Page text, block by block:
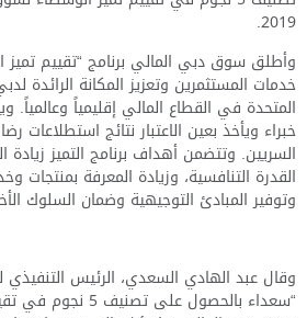
2019.
وأطلق سوق دبي المالي برنامج “تقييم
خدمات المستثمرين وتعزيز المكانة الرائدة
المتحدة في القطاع المالي إقليمياً وعالمياً.
خبراء ويأخذ بعين الاعتبار نتائج استطلاعات
السريين. وتتضمن أهداف برنامج التميز زيادة
القدرة التنافسية، وزيادة المعرفة
وتوفير المبادئ التوجيهية وضمان السلوك
وقال عبد الهادي السعدي، الرئيس
“سعداء بالحصول على